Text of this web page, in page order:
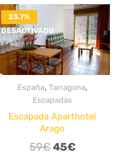
23.7%
DESACTIVADO
España,Tarragona,
Escapadas
Escapada Aparthotel
Arago
59€El
45€El